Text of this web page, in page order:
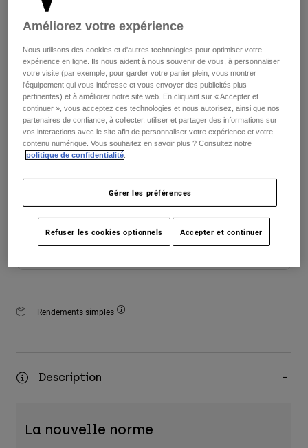
Youth
Hats
Shirts
Shorts
Sweatshirts
Tout acheter
Taille Tableau des tailles
XS S
selected
M L XL
Color -Gris foncé
En rupture de stock
Rendements simples
Description
La nouvelle norme
Améliorez votre expérience
Nous utilisons des cookies et d'autres technologies pour optimiser votre
expérience en ligne. Ils nous aident à nous souvenir de vous, à personnaliser
votre visite (par exemple, pour garder votre panier plein, vous montrer
l'équipement qui vous intéresse et vous envoyer des publicités plus
pertinentes) et à améliorer notre site web. En cliquant sur « Accepter et
continuer », vous acceptez ces technologies et nous autorisez, ainsi que nos
partenaires de confiance, à collecter, utiliser et partager des informations sur
vos interactions avec le site afin de personnaliser votre expérience et votre
contenu numérique. Vous souhaitez en savoir plus ? Consultez notre
politique de confidentialité
Gérer les préférences
Refuser les cookies optionnels Accepter et continuer